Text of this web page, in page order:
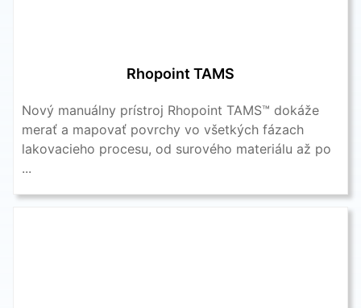
Rhopoint TAMS
Nový manuálny prístroj Rhopoint TAMS™ dokáže
merať a mapovať povrchy vo všetkých fázach
lakovacieho procesu, od surového materiálu až po
...